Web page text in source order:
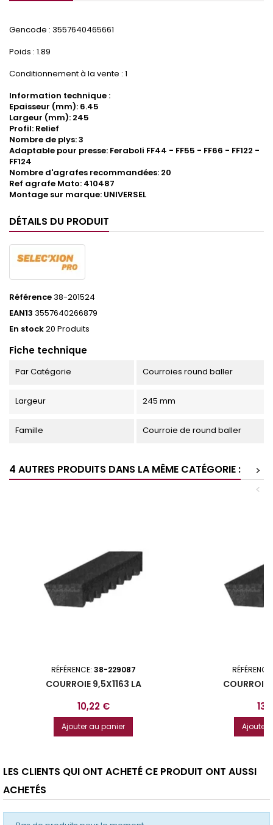
Gencode : 3557640465661
Poids : 1.89
Conditionnement à la vente : 1
Information technique :
Epaisseur (mm): 6.45
Largeur (mm): 245
Profil: Relief
Nombre de plys: 3
Adaptable pour presse: Feraboli FF44 - FF55 - FF66 - FF122 -
FF124
Nombre d'agrafes recommandées: 20
Ref agrafe Mato: 410487
Montage sur marque: UNIVERSEL
DÉTAILS DU PRODUIT
Référence38-201524
EAN13 3557640266879
En stock20 Produits
Fiche technique
Par Catégorie Courroies round baller
Largeur 245 mm
Famille Courroie de round baller
4 AUTRES PRODUITS DANS LA MÊME CATÉGORIE :
>
<
RÉFÉRENCE: 38-229087
COURROIE 9,5X1163 LA
Prix
10,22 €
Ajouter au panier
COURROIE
Prix
Ajouter
LES CLIENTS QUI ONT ACHETÉ CE PRODUIT ONT AUSSI
ACHETÉS